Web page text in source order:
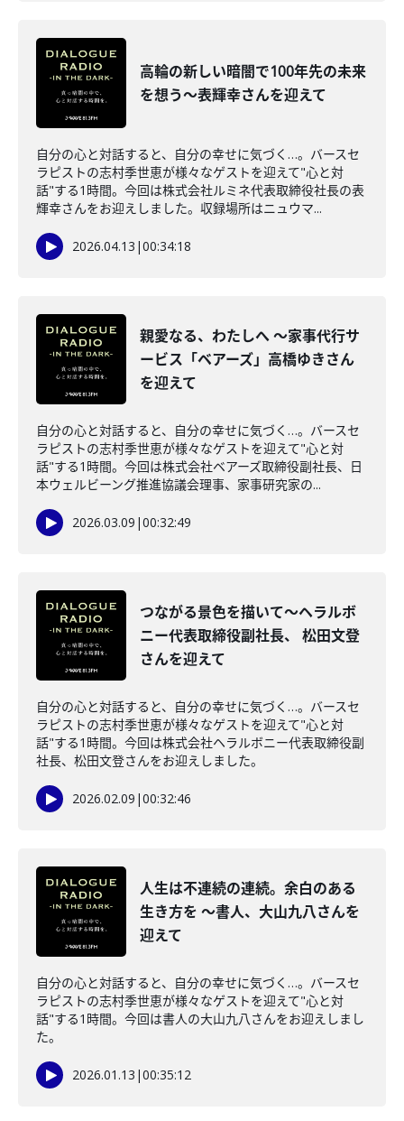
高輪の新しい暗闇で100年先の未来
を想う～表輝幸さんを迎えて
自分の心と対話すると、自分の幸せに気づく…。バースセ
ラピストの志村季世恵が様々なゲストを迎えて"心と対
話"する1時間。今回は株式会社ルミネ代表取締役社長の表
輝幸さんをお迎えしました。収録場所はニュウマ...
2026.04.13 |00:34:18
親愛なる、わたしへ ～家事代行サ
ービス「ベアーズ」高橋ゆきさん
を迎えて
自分の心と対話すると、自分の幸せに気づく…。バースセ
ラピストの志村季世恵が様々なゲストを迎えて"心と対
話"する1時間。今回は株式会社ベアーズ取締役副社長、日
本ウェルビーング推進協議会理事、家事研究家の...
2026.03.09 |00:32:49
つながる景色を描いて～ヘラルボ
ニー代表取締役副社長、 松田文登
さんを迎えて
自分の心と対話すると、自分の幸せに気づく…。バースセ
ラピストの志村季世恵が様々なゲストを迎えて"心と対
話"する1時間。今回は株式会社ヘラルボニー代表取締役副
社長、松田文登さんをお迎えしました。
2026.02.09 |00:32:46
人生は不連続の連続。余白のある
生き方を ～書人、大山九八さんを
迎えて
自分の心と対話すると、自分の幸せに気づく…。バースセ
ラピストの志村季世恵が様々なゲストを迎えて"心と対
話"する1時間。今回は書人の大山九八さんをお迎えしまし
た。
2026.01.13 |00:35:12